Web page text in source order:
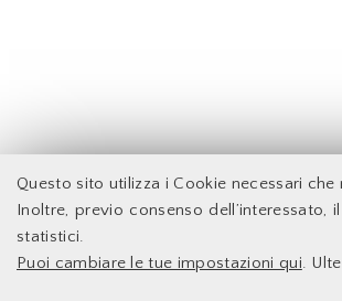
Questo sito utilizza i Cookie necessari
Inoltre, previo consenso
statistici.
Puoi cambiare le tue impostazioni qui.